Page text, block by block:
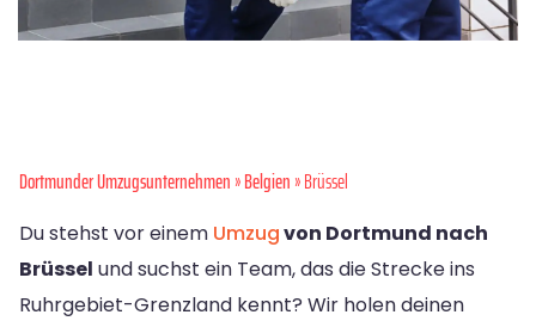
Dortmunder Umzugsunternehmen»Belgien» Brüssel
Du stehst vor einem Umzugvon Dortmund nach
Brüssel und suchst ein Team, das die Strecke ins
Ruhrgebiet-Grenzland kennt? Wir holen deinen